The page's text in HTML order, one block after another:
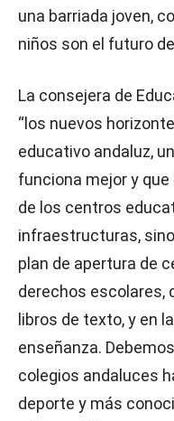
una barriada joven,
niños son el futuro
La consejera de
“los nuevos
educativo andaluz,
funciona mejor y
de los centros
infraestructuras,
plan de apertura de
derechos escolares,
libros de texto, y en
enseñanza.
colegios andaluces
deporte y más